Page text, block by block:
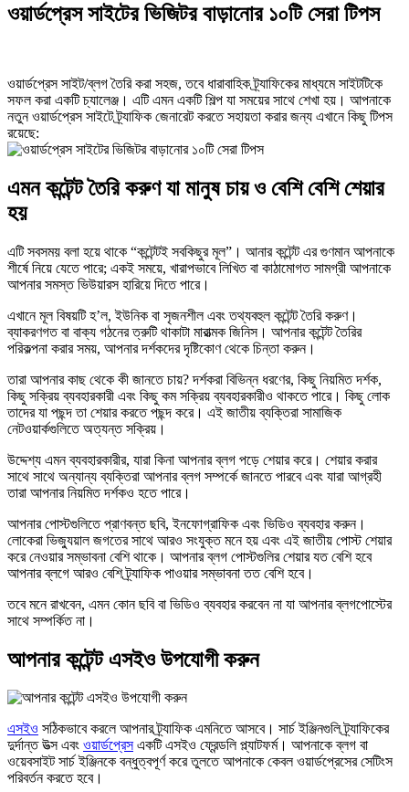
ওয়ার্ডপ্রেস সাইটের ভিজিটর বাড়ানোর ১০টি সেরা টিপস
ওয়ার্ডপ্রেস সাইট/ব্লগ তৈরি করা সহজ, তবে ধারাবাহিক ট্র্যাফিকের মাধ্যমে সাইটটিকে
সফল করা একটি চ্যালেঞ্জ। এটি এমন একটি শিল্প যা সময়ের সাথে শেখা হয়। আপনাকে
নতুন ওয়ার্ডপ্রেস সাইটে ট্র্যাফিক জেনারেট করতে সহায়তা করার জন্য এখানে কিছু টিপস
রয়েছে:
এমন কন্টেন্ট তৈরি করুণ যা মানুষ চায় ও বেশি বেশি শেয়ার
হয়
এটি সবসময় বলা হয়ে থাকে “কন্টেন্টই সবকিছুর মূল”। আনার কন্টেন্ট এর গুণমান আপনাকে
শীর্ষে নিয়ে যেতে পারে; একই সময়ে, খারাপভাবে লিখিত বা কাঠামোগত সামগ্রী আপনাকে
আপনার সমস্ত ভিউয়ারস হারিয়ে দিতে পারে।
এখানে মূল বিষয়টি হ’ল, ইউনিক বা সৃজনশীল এবং তথ্যবহুল কন্টেন্ট তৈরি করুণ।
ব্যাকরণগত বা বাক্য গঠনের ত্রুটি থাকাটা মারাত্মক জিনিস। আপনার কন্টেন্ট তৈরির
পরিকল্পনা করার সময়, আপনার দর্শকদের দৃষ্টিকোণ থেকে চিন্তা করুন।
তারা আপনার কাছ থেকে কী জানতে চায়? দর্শকরা বিভিন্ন ধরণের, কিছু নিয়মিত দর্শক,
কিছু সক্রিয় ব্যবহারকারী এবং কিছু কম সক্রিয় ব্যবহারকারীও থাকতে পারে। কিছু লোক
তাদের যা পছন্দ তা শেয়ার করতে পছন্দ করে। এই জাতীয় ব্যক্তিরা সামাজিক
নেটওয়ার্কগুলিতে অত্যন্ত সক্রিয়।
উদ্দেশ্য এমন ব্যবহারকারীর, যারা কিনা আপনার ব্লগ পড়ে শেয়ার করে। শেয়ার করার
সাথে সাথে অন্যান্য ব্যক্তিরা আপনার ব্লগ সম্পর্কে জানতে পারবে এবং যারা আগ্রহী
তারা আপনার নিয়মিত দর্শকও হতে পারে।
আপনার পোস্টগুলিতে প্রাণবন্ত ছবি, ইনফোগ্রাফিক এবং ভিডিও ব্যবহার করুন।
লোকেরা ভিজ্যুয়াল জগতের সাথে আরও সংযুক্ত মনে হয় এবং এই জাতীয় পোস্ট শেয়ার
করে নেওয়ার সম্ভাবনা বেশি থাকে। আপনার ব্লগ পোস্টগুলির শেয়ার যত বেশি হবে
আপনার ব্লগে আরও বেশি ট্র্যাফিক পাওয়ার সম্ভাবনা তত বেশি হবে।
তবে মনে রাখবেন, এমন কোন ছবি বা ভিডিও ব্যবহার করবেন না যা আপনার ব্লগপোস্টের
সাথে সম্পর্কিত না।
আপনার কন্টেন্ট এসইও উপযোগী করুন
এসইও সঠিকভাবে করলে আপনার ট্র্যাফিক এমনিতে আসবে। সার্চ ইঞ্জিনগুলি ট্র্যাফিকের
দুর্দান্ত উত্স এবং ওয়ার্ডপ্রেসএকটি এসইও ফ্রেন্ডলি প্ল্যাটফর্ম। আপনাকে ব্লগ বা
ওয়েবসাইট সার্চ ইঞ্জিনকে বন্ধুত্বপূর্ণ করে তুলতে আপনাকে কেবল ওয়ার্ডপ্রেসের সেটিংস
পরিবর্তন করতে হবে।